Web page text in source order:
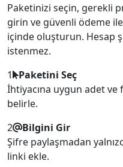
Paketinizi seçin, gerekli
girin ve güvenli ödeme
içinde oluşturun. Hesap
istenmez.
1
Paketini Seç
İhtiyacına uygun adet
belirle.
2
Bilgini Gir
Şifre paylaşmadan
linki ekle.